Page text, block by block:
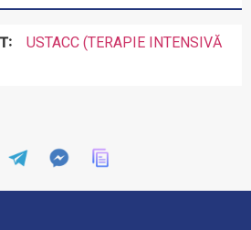
USTACC (TERAPIE INTENSIVĂ